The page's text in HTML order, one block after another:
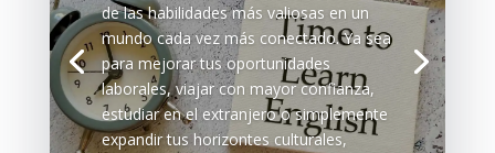
de las habilidades más valiosas en un
mundo cada vez más conectado. Ya sea
para mejorar tus oportunidades
laborales, viajar con mayor confianza,
estudiar en el extranjero o simplemente
expandir tus horizontes culturales,